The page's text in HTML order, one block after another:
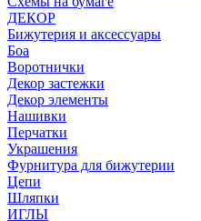
ДЕКОР
Бижутерия и аксессуары
Боа
Воротнички
Декор застежки
Декор элементы
Нашивки
Перчатки
Украшения
Фурнитура для бижутерии
Цепи
Шляпки
ИГЛЫ